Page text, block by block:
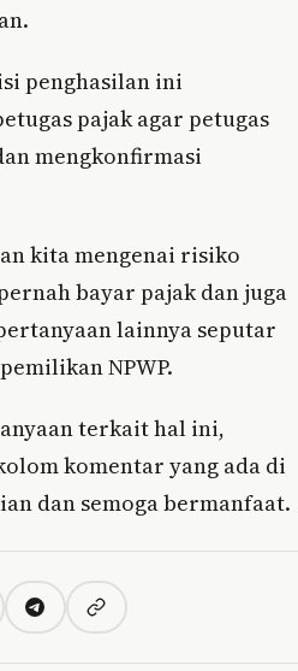
penghasilan ini
pajak agar petugas
mengkonfirmasi
kita mengenai risiko
bayar pajak dan juga
lainnya seputar
NPWP.
terkait hal ini,
komentar yang ada di
dan semoga bermanfaat.
TelegramCopy link